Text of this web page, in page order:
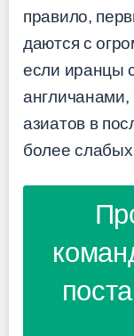
правило,
даются с
если иранцы
англичанами,
азиатов в
более